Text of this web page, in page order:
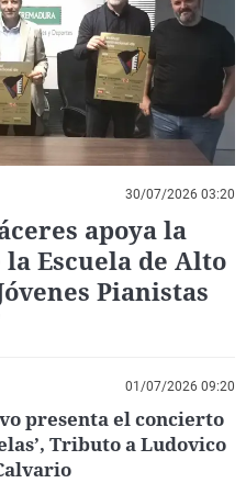
La rosa de los vientos
Gente viajera
Como el perro y el
Caso
Retornados
Equipo de
Operación Viuda
Extremadura
Galicia
La Rioja
Navarra
País Vasco
Virales
Televisión
Elecciones
30/07/2026 03:20
apoya la
Escuela de Alto
Pianistas
01/07/2026 09:20
presenta el concierto
Tributo a Ludovico